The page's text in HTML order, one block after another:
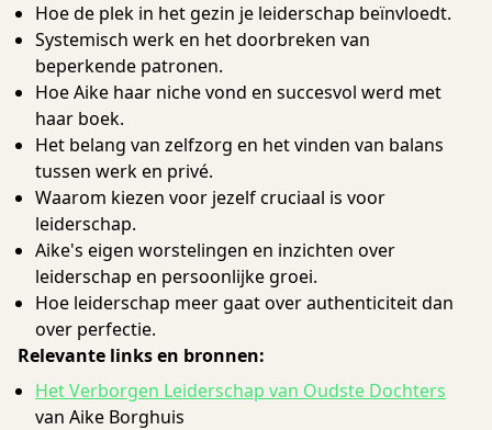
Hoe de plek in het gezin je leiderschap beïnvloedt.
Systemisch werk en het doorbreken van
beperkende patronen.
Hoe Aike haar niche vond en succesvol werd met
haar boek.
Het belang van zelfzorg en het vinden van balans
tussen werk en privé.
Waarom kiezen voor jezelf cruciaal is voor
leiderschap.
Aike's eigen worstelingen en inzichten over
leiderschap en persoonlijke groei.
Hoe leiderschap meer gaat over authenticiteit dan
over perfectie.
Relevante links en bronnen:
Het Verborgen Leiderschap van Oudste Dochters
van Aike Borghuis